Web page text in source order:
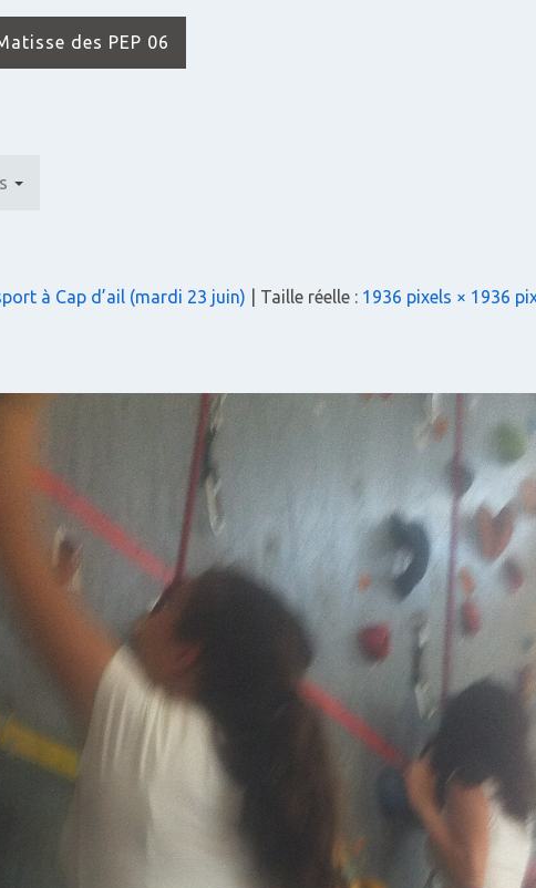
des PEP 06
à Cap d’ail (mardi 23 juin) | Taille réelle : 1936 pixels × 1936